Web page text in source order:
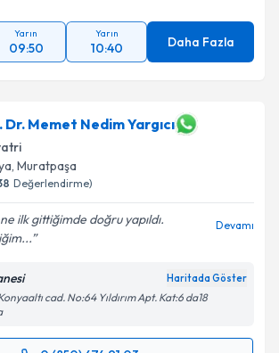
Yarın
09:50
Yarın
10:40 Daha Fazla
Dr. Memet Nedim Yargıcı
, Muratpaşa
Değerlendirme)
ilk gittiğimde doğru yapıldı.
Devamı
Haritada Göster
cad. No:64 Yıldırım Apt. Kat:6 da18